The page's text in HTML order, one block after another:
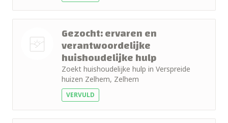
Gezocht: ervaren en
verantwoordelijke
huishoudelijke hulp
Zoekt huishoudelijke hulp in Verspreide
huizen Zelhem, Zelhem
VERVULD